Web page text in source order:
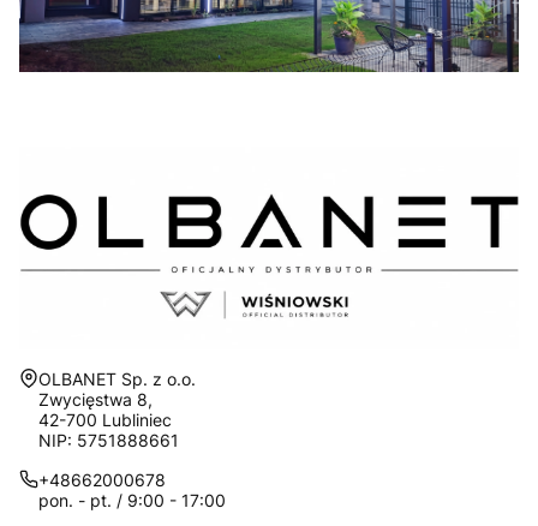
Adres:
OLBANET Sp. z o.o.
Zwycięstwa 8,
42-700 Lubliniec
NIP: 5751888661
+48662000678
pon. - pt. / 9:00 - 17:00